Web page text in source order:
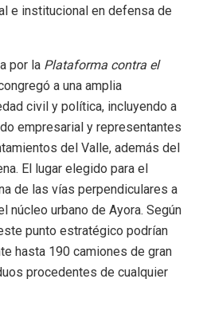
e institucional en defensa de
por la Plataforma contra el
a una amplia
civil y política, incluyendo a
empresarial y representantes
del Valle, además del
El lugar elegido para el
de las vías perpendiculares a
núcleo urbano de Ayora. Según
punto estratégico podrían
hasta 190 camiones de gran
procedentes de cualquier